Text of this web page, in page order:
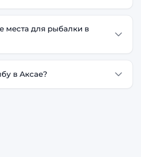
места для рыбалки в
в Аксае?